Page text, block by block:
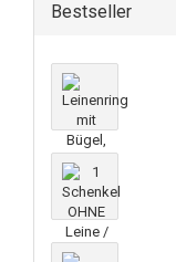
Bestseller